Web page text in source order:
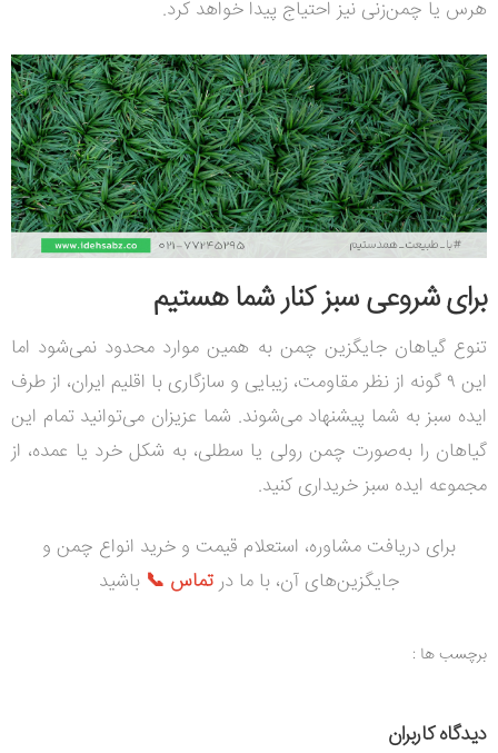
هرس یا چمن‌زنی نیز احتیاج پیدا خواهد کرد.
برای شروعی سبز کنار شما هستیم
تنوع گیاهان جایگزین چمن به همین موارد محدود نمی‌شود اما
این ۹ گونه از نظر مقاومت، زیبایی و سازگاری با اقلیم ایران، از طرف
ایده سبز به شما پیشنهاد می‌شوند. شما عزیزان می‌توانید تمام این
گیاهان را به‌صورت چمن رولی یا سطلی، به شکل خرد یا عمده، از
مجموعه ایده سبز خریداری کنید.
برای دریافت مشاوره، استعلام قیمت و خرید انواع چمن و
جایگزین‌های آن، با ما درتماس 📞 باشید
برچسب ها :
دیدگاه کاربران